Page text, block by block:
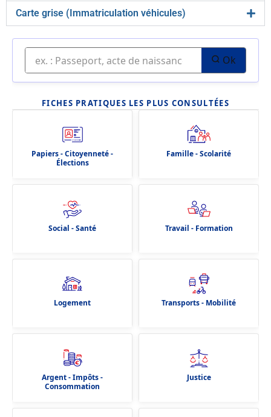
Carte grise (Immatriculation véhicules)
Ok
FICHES PRATIQUES LES PLUS CONSULTÉES
Papiers - Citoyenneté -
Élections
Famille - Scolarité
Social - Santé Travail - Formation
Logement Transports - Mobilité
Argent - Impôts -
Consommation
Justice